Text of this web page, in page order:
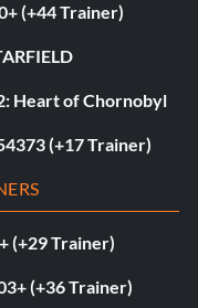
(+44 Trainer)
Heart of Chornobyl
(+17 Trainer)
(+29 Trainer)
(+36 Trainer)